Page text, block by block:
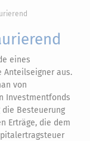
eines
Anteilseigner aus.
von
Investmentfonds
Besteuerung
Erträge, die dem